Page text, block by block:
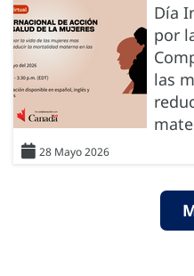
Día
por
las
28 Mayo 2026